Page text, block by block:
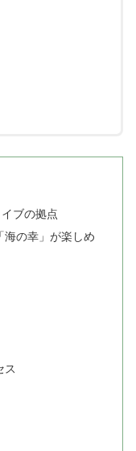
ブの拠点
海の幸」が楽しめ
ス